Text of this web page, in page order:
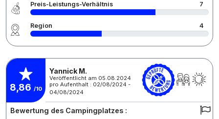
Preis-Leistungs-Verhältnis 7
Region 4
8,86 /10
Yannick M.
Veröffentlicht am 05.08.2024
pro Aufenthalt : 02/08/2024 -
04/08/2024
Bewertung des Campingplatzes :